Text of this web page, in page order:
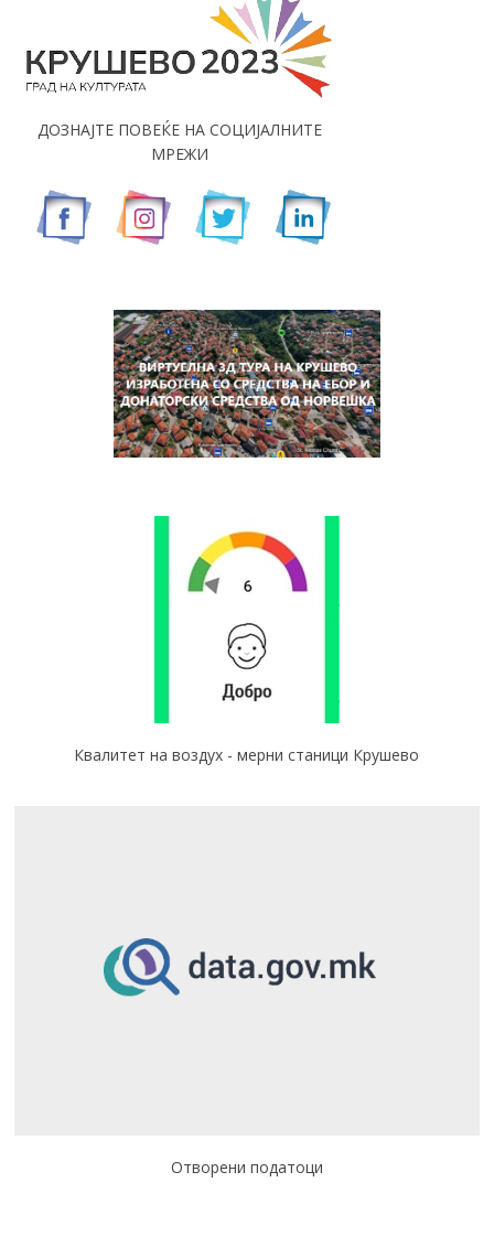
ДОЗНАЈТЕ ПОВЕЌЕ НА СОЦИЈАЛНИТЕ
МРЕЖИ
Квалитет на воздух - мерни станици Крушево
Отворени податоци